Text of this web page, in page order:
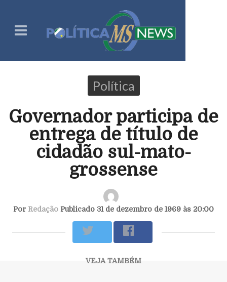
Política
Governador participa de
entrega de título de
cidadão sul-mato-
grossense
Por Redação Publicado 31 de dezembro de 1969 às 20:00